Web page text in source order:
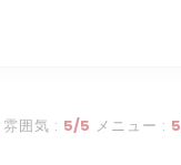
雰囲気 : 5/5 メニュー : 5